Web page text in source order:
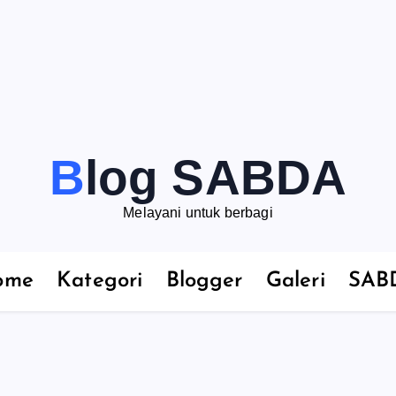
Blog SABDA
Melayani untuk berbagi
Kategori Blogger Galeri